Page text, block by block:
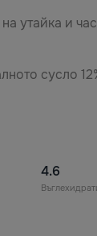
утайка и
сусло
4.6